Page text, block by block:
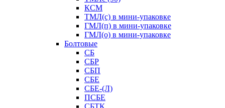
КСМ
ТМЛ(с) в мини-упаковке
ГМЛ(п) в мини-упаковке
ГМЛ(о) в мини-упаковке
Болтовые
СБ
СБР
СБП
СБЕ
СБЕ-(Л)
ПСБЕ
СБТК